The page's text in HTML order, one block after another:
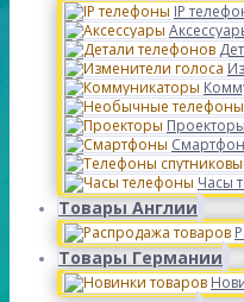
IP
Проекторы
Часы
Товары Англии
Товары Германии